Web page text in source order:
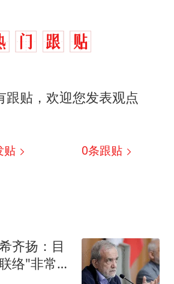
跟贴，欢迎您发表观点
贴 0条跟贴
齐扬：目
络"非常困